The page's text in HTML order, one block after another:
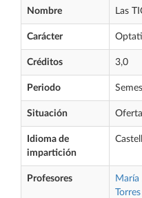
Nombre Las
Carácter
Créditos 3,0
Periodo
Situación
Idioma de
impartición
Profesores María